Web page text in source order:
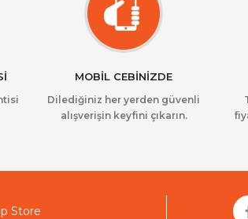
MOBİL CEBİNİZDE
Dilediğiniz her yerden güvenli
alışverişin keyfini çıkarın.
Store